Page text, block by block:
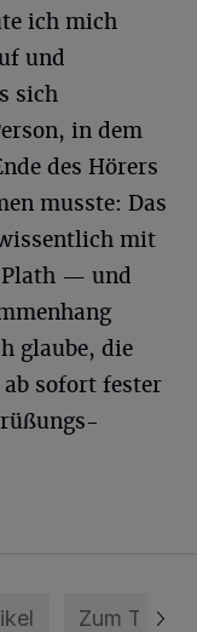
ich mich
und
sich
in dem
des Hörers
musste: Das
mit
— und
glaube, die
sofort fester
Zum Thema